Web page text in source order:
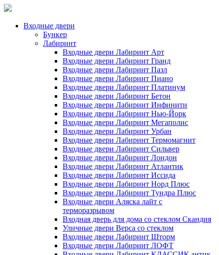
Входные двери
Бункер
Лабиринт
Входные двери Лабиринт Арт
Входные двери Лабиринт Гранд
Входные двери Лабиринт Пазл
Входные двери Лабиринт Пиано
Входные двери Лабиринт Платинум
Входные двери Лабиринт Бетон
Входные двери Лабиринт Инфинити
Входные двери Лабиринт Нью-Йорк
Входные двери Лабиринт Мегаполис
Входные двери Лабиринт Урбан
Входные двери Лабиринт Термомагнит
Входные двери Лабиринт Сильвер
Входные двери Лабиринт Лондон
Входные двери Лабиринт Атлантик
Входные двери Лабиринт Иссида
Входные двери Лабиринт Норд Плюс
Входные двери Лабиринт Тундра Плюс
Входные двери Аляска лайт с
терморазрывом
Входная дверь для дома со стеклом Скандия
Уличные двери Верса со стеклом
Входные двери Лабиринт Шторм
Входные двери Лабиринт ЛОФТ